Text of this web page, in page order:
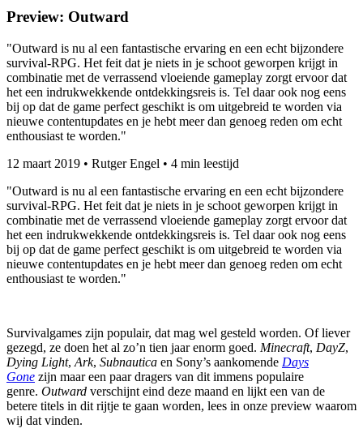
Preview: Outward
"Outward is nu al een fantastische ervaring en een echt bijzondere
survival-RPG. Het feit dat je niets in je schoot geworpen krijgt in
combinatie met de verrassend vloeiende gameplay zorgt ervoor dat
het een indrukwekkende ontdekkingsreis is. Tel daar ook nog eens
bij op dat de game perfect geschikt is om uitgebreid te worden via
nieuwe contentupdates en je hebt meer dan genoeg reden om echt
enthousiast te worden."
12 maart 2019 • Rutger Engel • 4 min leestijd
"Outward is nu al een fantastische ervaring en een echt bijzondere
survival-RPG. Het feit dat je niets in je schoot geworpen krijgt in
combinatie met de verrassend vloeiende gameplay zorgt ervoor dat
het een indrukwekkende ontdekkingsreis is. Tel daar ook nog eens
bij op dat de game perfect geschikt is om uitgebreid te worden via
nieuwe contentupdates en je hebt meer dan genoeg reden om echt
enthousiast te worden."
Survivalgames zijn populair, dat mag wel gesteld worden. Of liever
gezegd, ze doen het al zo’n tien jaar enorm goed. Minecraft, DayZ,
Dying Light, Ark, Subnautica en Sony’s aankomende Days
Gone zijn maar een paar dragers van dit immens populaire
genre. Outward verschijnt eind deze maand en lijkt een van de
betere titels in dit rijtje te gaan worden, lees in onze preview waarom
wij dat vinden.